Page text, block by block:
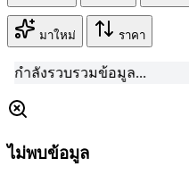
มาใหม่ ราคา
ไม่พบข้อมูล